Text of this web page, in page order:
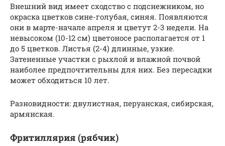
Внешний вид имеет сходство с подснежником, но
окраска цветков сине-голубая, синяя. Появляются
они в марте-начале апреля и цветут 2-3 недели. На
невысоком (10-12 см) цветоносе располагается от 1
до 5 цветков. Листья (2-4) длинные, узкие.
Затененные участки с рыхлой и влажной почвой
наиболее предпочтительны для них. Без пересадки
может обходиться 10 лет.
Разновидности: двулистная, перуанская, сибирская,
армянская.
Фритиллярия (рябчик)